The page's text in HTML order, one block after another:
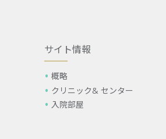
サイト情報
概略
クリニック& センター
入院部屋